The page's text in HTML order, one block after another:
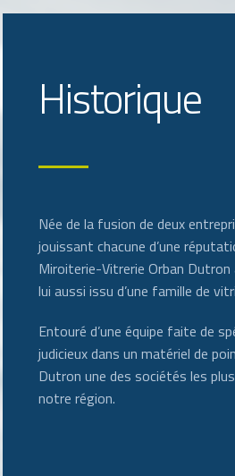
Historique
Née de la fusion de deux
jouissant chacune d’une
Miroiterie-Vitrerie Orban
lui aussi issu d’une famille de
Entouré d’une équipe faite de
judicieux dans un matériel de
Dutron une des sociétés les
notre région.